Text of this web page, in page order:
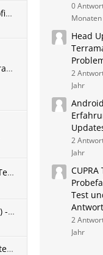
Sind im CUPRA Terramar Isofix Halterungen für Kindersitze vorhanden? Rückbank? Beifahrersitz?
Android Auto im CUPRA Terramar - Erfahrungen, Probleme und Updates
Head Up Display im CUPRA Terramar - Erfahrungen und Probleme
Sommer Fussmatten (Velour) - Original oder Zubehör
CUPRA Terramar Testberichte, YouTube Videos, Vorstellung, Links
0
Monaten
Head
2
Jahr
2
Jahr
Test
2
Jahr